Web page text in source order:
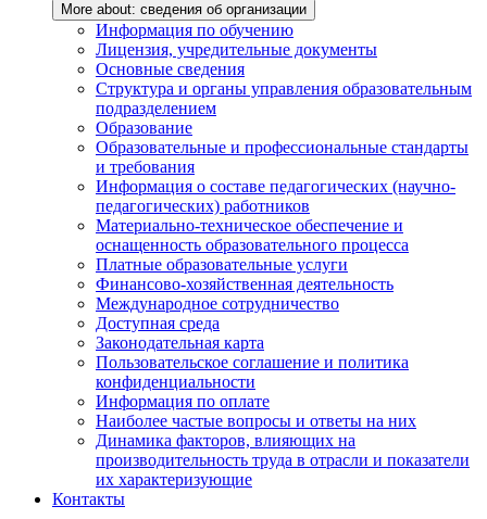
More about: сведения об организации
Информация по обучению
Лицензия, учредительные документы
Основные сведения
Структура и органы управления образовательным
подразделением
Образование
Образовательные и профессиональные стандарты
и требования
Информация о составе педагогических (научно-
педагогических) работников
Материально-техническое обеспечение и
оснащенность образовательного процесса
Платные образовательные услуги
Финансово-хозяйственная деятельность
Международное сотрудничество
Доступная среда
Законодательная карта
Пользовательское соглашение и политика
конфиденциальности
Информация по оплате
Наиболее частые вопросы и ответы на них
Динамика факторов, влияющих на
производительность труда в отрасли и показатели
их характеризующие
Контакты